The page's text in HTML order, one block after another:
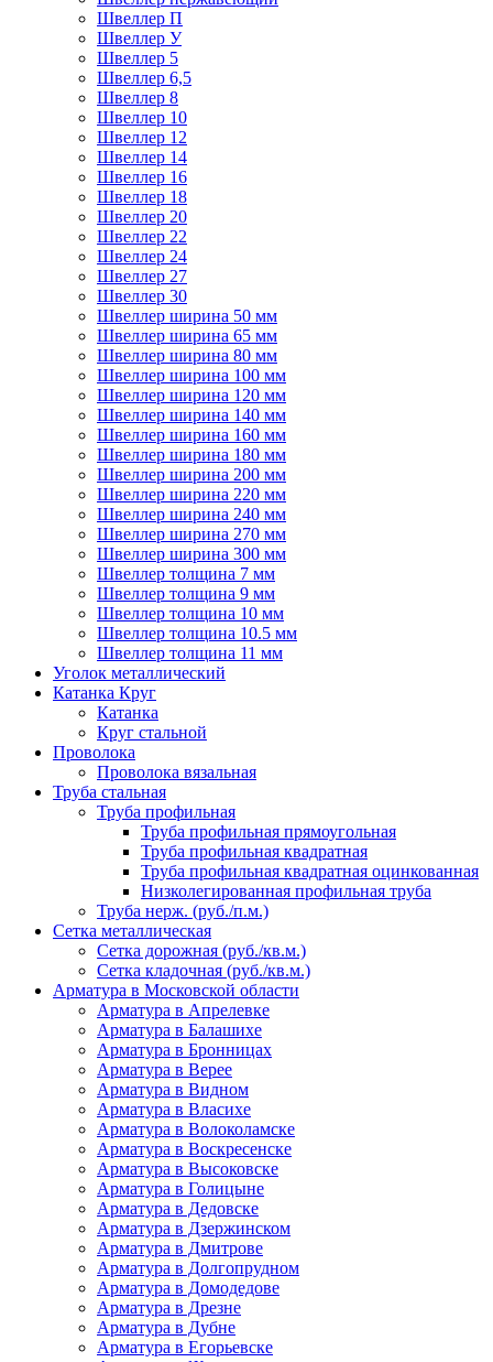
Швеллер П
Швеллер У
Швеллер 5
Швеллер 6,5
Швеллер 8
Швеллер 10
Швеллер 12
Швеллер 14
Швеллер 16
Швеллер 18
Швеллер 20
Швеллер 22
Швеллер 24
Швеллер 27
Швеллер 30
Швеллер ширина 50 мм
Швеллер ширина 65 мм
Швеллер ширина 80 мм
Швеллер ширина 100 мм
Швеллер ширина 120 мм
Швеллер ширина 140 мм
Швеллер ширина 160 мм
Швеллер ширина 180 мм
Швеллер ширина 200 мм
Швеллер ширина 220 мм
Швеллер ширина 240 мм
Швеллер ширина 270 мм
Швеллер ширина 300 мм
Швеллер толщина 7 мм
Швеллер толщина 9 мм
Швеллер толщина 10 мм
Швеллер толщина 10.5 мм
Швеллер толщина 11 мм
Уголок металлический
Катанка Круг
Катанка
Круг стальной
Проволока
Проволока вязальная
Труба стальная
Труба профильная
Труба профильная прямоугольная
Труба профильная квадратная
Труба профильная квадратная оцинкованная
Низколегированная профильная труба
Труба нерж. (руб./п.м.)
Сетка металлическая
Сетка дорожная (руб./кв.м.)
Сетка кладочная (руб./кв.м.)
Арматура в Московской области
Арматура в Апрелевке
Арматура в Балашихе
Арматура в Бронницах
Арматура в Верее
Арматура в Видном
Арматура в Власихе
Арматура в Волоколамске
Арматура в Воскресенске
Арматура в Высоковске
Арматура в Голицыне
Арматура в Дедовске
Арматура в Дзержинском
Арматура в Дмитрове
Арматура в Долгопрудном
Арматура в Домодедове
Арматура в Дрезне
Арматура в Дубне
Арматура в Егорьевске